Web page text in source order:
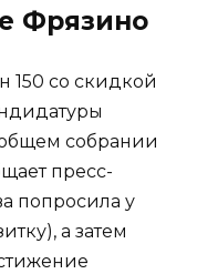
Фрязино
150 со скидкой
собрании
пресс-
попросила у
а затем